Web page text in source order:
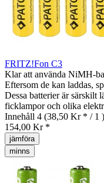
FRITZ!Fon C3
Klar att använda NiMH-
Eftersom de kan laddas,
Dessa batterier är särskilt
ficklampor och olika
Innehåll 4 (38,50 Kr * / 1 )
154,00 Kr *
jämföra
minns